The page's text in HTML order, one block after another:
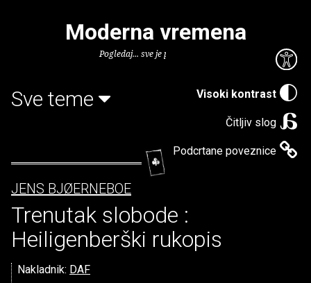
Visoki kontrast
Čitljiv slog
Podcrtane poveznice
Moderna vremena
Pogledaj... sve je puno knjiga.
Sve teme
JENS BJØERNEBOE
Trenutak slobode :
Heiligenberški rukopis
Nakladnik: DAF